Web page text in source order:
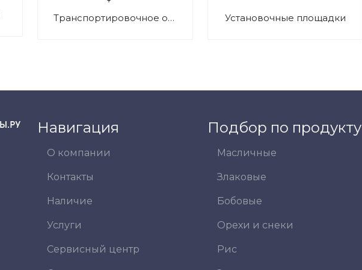
Транспортировочное оборудование Установочные площадки
Навигация
О компании
Контакты
Наличие
Услуги
Сервисный центр
Подбор по продукту
Масличные
Злаковые
Бобовые
Орехи и снеки
Рис